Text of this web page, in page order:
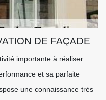
DE FAÇADE
importante à réaliser
et sa parfaite
une connaissance très